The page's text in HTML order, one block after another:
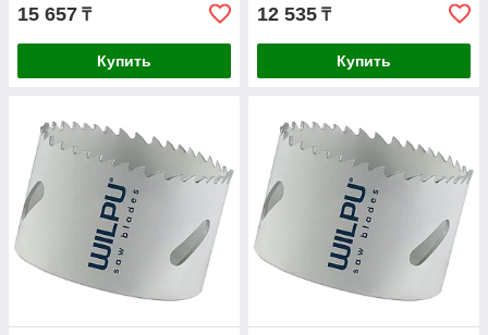
15 657 ₸
Купить
12 535 ₸
Купить